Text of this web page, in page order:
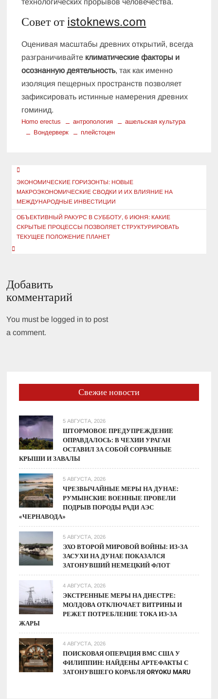
технологических прорывов человечества.
Совет отistoknews.com
Оценивая масштабы древних открытий, всегда
разграничивайте климатические факторы и
осознанную деятельность, так как именно
изоляция пещерных пространств позволяет
зафиксировать истинные намерения древних
гоминид.
Homo erectus антропология
ашельская культура
Вондерверк
плейстоцен
Навигация
по
записям
ЭКОНОМИЧЕСКИЕ ГОРИЗОНТЫ: НОВЫЕ
МАКРОЭКОНОМИЧЕСКИЕ СВОДКИ И ИХ ВЛИЯНИЕ НА
МЕЖДУНАРОДНЫЕ ИНВЕСТИЦИИ
ОБЪЕКТИВНЫЙ РАКУРС В СУББОТУ, 6 ИЮНЯ: КАКИЕ
СКРЫТЫЕ ПРОЦЕССЫ ПОЗВОЛЯЕТ СТРУКТУРИРОВАТЬ
ТЕКУЩЕЕ ПОЛОЖЕНИЕ ПЛАНЕТ
Добавить
комментарий
You must be logged in to post
a comment.
Свежие новости
5 АВГУСТА, 2026
ШТОРМОВОЕ ПРЕДУПРЕЖДЕНИЕ
ОПРАВДАЛОСЬ: В ЧЕХИИ УРАГАН
ОСТАВИЛ ЗА СОБОЙ СОРВАННЫЕ
КРЫШИ И ЗАВАЛЫ
5 АВГУСТА, 2026
ЧРЕЗВЫЧАЙНЫЕ МЕРЫ НА ДУНАЕ:
РУМЫНСКИЕ ВОЕННЫЕ ПРОВЕЛИ
ПОДРЫВ ПОРОДЫ РАДИ АЭС
«ЧЕРНАВОДА»
5 АВГУСТА, 2026
ЭХО ВТОРОЙ МИРОВОЙ ВОЙНЫ: ИЗ-ЗА
ЗАСУХИ НА ДУНАЕ ПОКАЗАЛСЯ
ЗАТОНУВШИЙ НЕМЕЦКИЙ ФЛОТ
4 АВГУСТА, 2026
ЭКСТРЕННЫЕ МЕРЫ НА ДНЕСТРЕ:
МОЛДОВА ОТКЛЮЧАЕТ ВИТРИНЫ И
РЕЖЕТ ПОТРЕБЛЕНИЕ ТОКА ИЗ-ЗА
ЖАРЫ
4 АВГУСТА, 2026
ПОИСКОВАЯ ОПЕРАЦИЯ ВМС США У
ФИЛИППИН: НАЙДЕНЫ АРТЕФАКТЫ С
ЗАТОНУВШЕГО КОРАБЛЯ ORYOKU MARU